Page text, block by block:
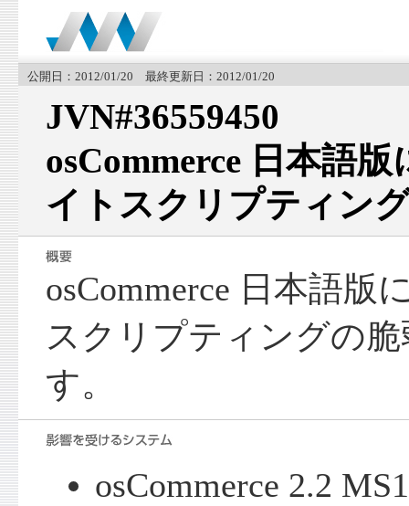
公開日：2012/01/20 最終更新日：2012/01/20
JVN#36559450
osCommerce 日本語
イトスクリプティン
osCommerce 日本語版
スクリプティングの
す。
osCommerce 2.2